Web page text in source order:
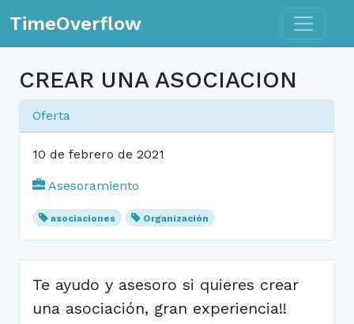
TimeOverflow Toggle
CREAR UNA ASOCIACION
Oferta
10 de febrero de 2021
Asesoramiento
asociaciones Organización
Te ayudo y asesoro si quieres crear
una asociación, gran experiencia!!